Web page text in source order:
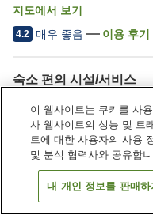
지도에서 보기
4.2 매우 좋음 이용 후기
숙소 편의 시설/서비스
주차장
사우나
일본 홋카이도
이 웹사이트는 쿠키를 사
사 웹사이트의 성능 및 트
트에 대한 사용자의 사용
및 분석 협력사와 공유합
내 개인 정보를 판매하